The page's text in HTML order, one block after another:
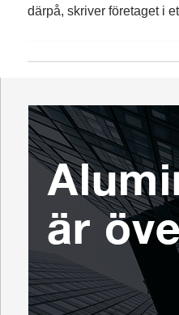
därpå, skriver företaget i